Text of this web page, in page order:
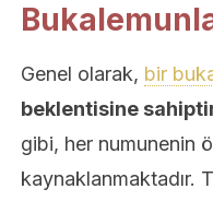
Genel olarak, bir
beklentisine
gibi, her numunenin
kaynaklanmaktadır.